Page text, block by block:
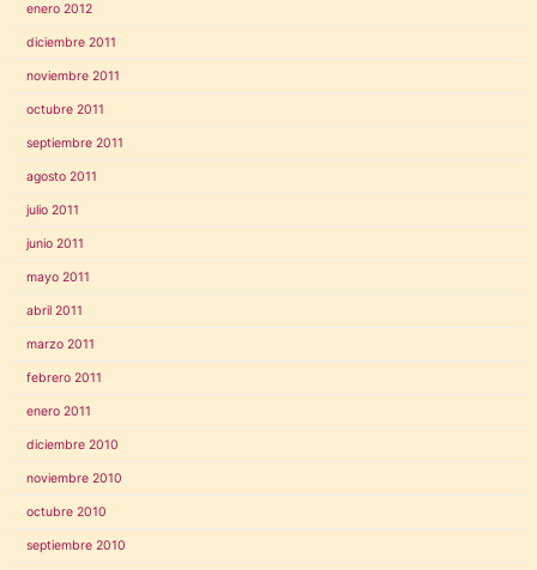
enero 2012
diciembre 2011
noviembre 2011
octubre 2011
septiembre 2011
agosto 2011
julio 2011
junio 2011
mayo 2011
abril 2011
marzo 2011
febrero 2011
enero 2011
diciembre 2010
noviembre 2010
octubre 2010
septiembre 2010